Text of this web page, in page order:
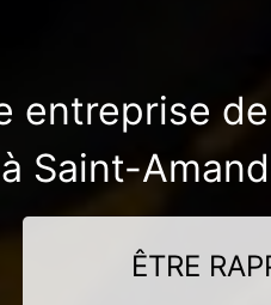
entreprise
à Saint-
ÊTRE